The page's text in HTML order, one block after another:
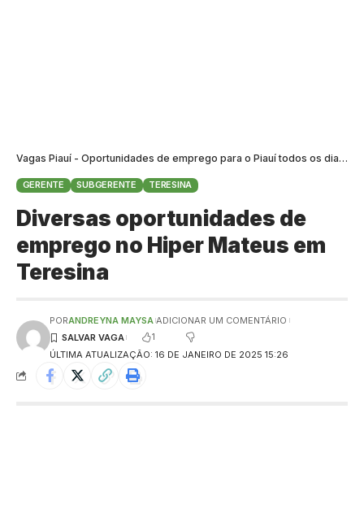
Vagas Piauí - Oportunidades de emprego para o Piauí todos os dias>
GERENTE SUBGERENTE TERESINA
Diversas oportunidades de
emprego no Hiper Mateus em
Teresina
ÚLTIMA ATUALIZAÇÃO: 16 DE JANEIRO DE 2025 15:26
PORANDREYNA MAYSA ADICIONAR UM COMENTÁRIO
1